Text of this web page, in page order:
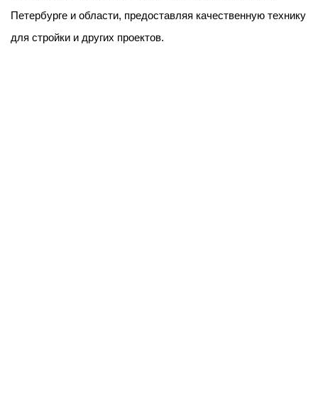
Петербурге и области, предоставляя качественную технику
для стройки и других проектов.